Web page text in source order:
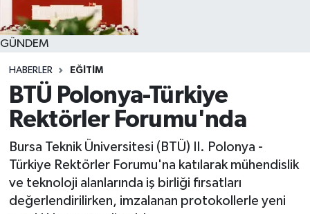
GÜNDEM
HABERLER EĞİTİM
BTÜ Polonya-Türkiye
Rektörler Forumu'nda
Bursa Teknik Üniversitesi (BTÜ) II. Polonya -
Türkiye Rektörler Forumu'na katılarak mühendislik
ve teknoloji alanlarında iş birliği fırsatları
değerlendirilirken, imzalanan protokollerle yeni
SPOR
MAGAZİN
YAŞAM
Süper Lig Puan Durumu ve Fikstür
Tüm Manşetler
Son Dakika Haberleri
Haber Arşivi